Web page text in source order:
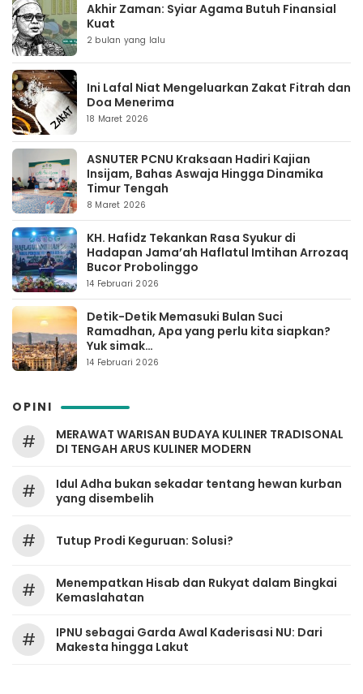
Akhir Zaman: Syiar Agama Butuh Finansial
Kuat
2 bulan yang lalu
Ini Lafal Niat Mengeluarkan Zakat Fitrah dan
Doa Menerima
18 Maret 2026
ASNUTER PCNU Kraksaan Hadiri Kajian
Insijam, Bahas Aswaja Hingga Dinamika
Timur Tengah
8 Maret 2026
KH. Hafidz Tekankan Rasa Syukur di
Hadapan Jama’ah Haflatul Imtihan Arrozaq
Bucor Probolinggo
14 Februari 2026
Detik-Detik Memasuki Bulan Suci
Ramadhan, Apa yang perlu kita siapkan?
Yuk simak…
14 Februari 2026
OPINI
#
MERAWAT WARISAN BUDAYA KULINER TRADISONAL
DI TENGAH ARUS KULINER MODERN
#
Idul Adha bukan sekadar tentang hewan kurban
yang disembelih
# Tutup Prodi Keguruan: Solusi?
#
Menempatkan Hisab dan Rukyat dalam Bingkai
Kemaslahatan
#
IPNU sebagai Garda Awal Kaderisasi NU: Dari
Makesta hingga Lakut